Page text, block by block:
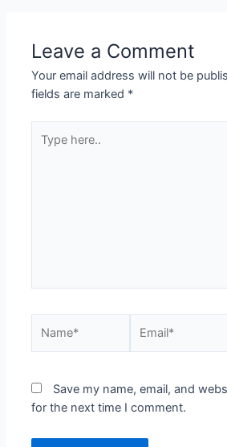
Leave a Comment
Your email address will not be
fields are marked *
here..
Save my name, email, and
for the next time I comment.